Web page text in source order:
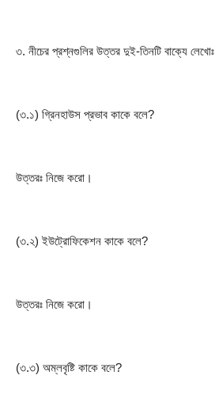
৩. নীচের প্রশ্নগুলির উত্তর দুই-তিনটি বাক্যে লেখোঃ
(৩.১) গ্রিনহাউস প্রভাব কাকে বলে?
উত্তরঃ নিজে করো।
(৩.২) ইউট্রোফিকেশন কাকে বলে?
উত্তরঃ নিজে করো।
(৩.৩) অম্লবৃষ্টি কাকে বলে?